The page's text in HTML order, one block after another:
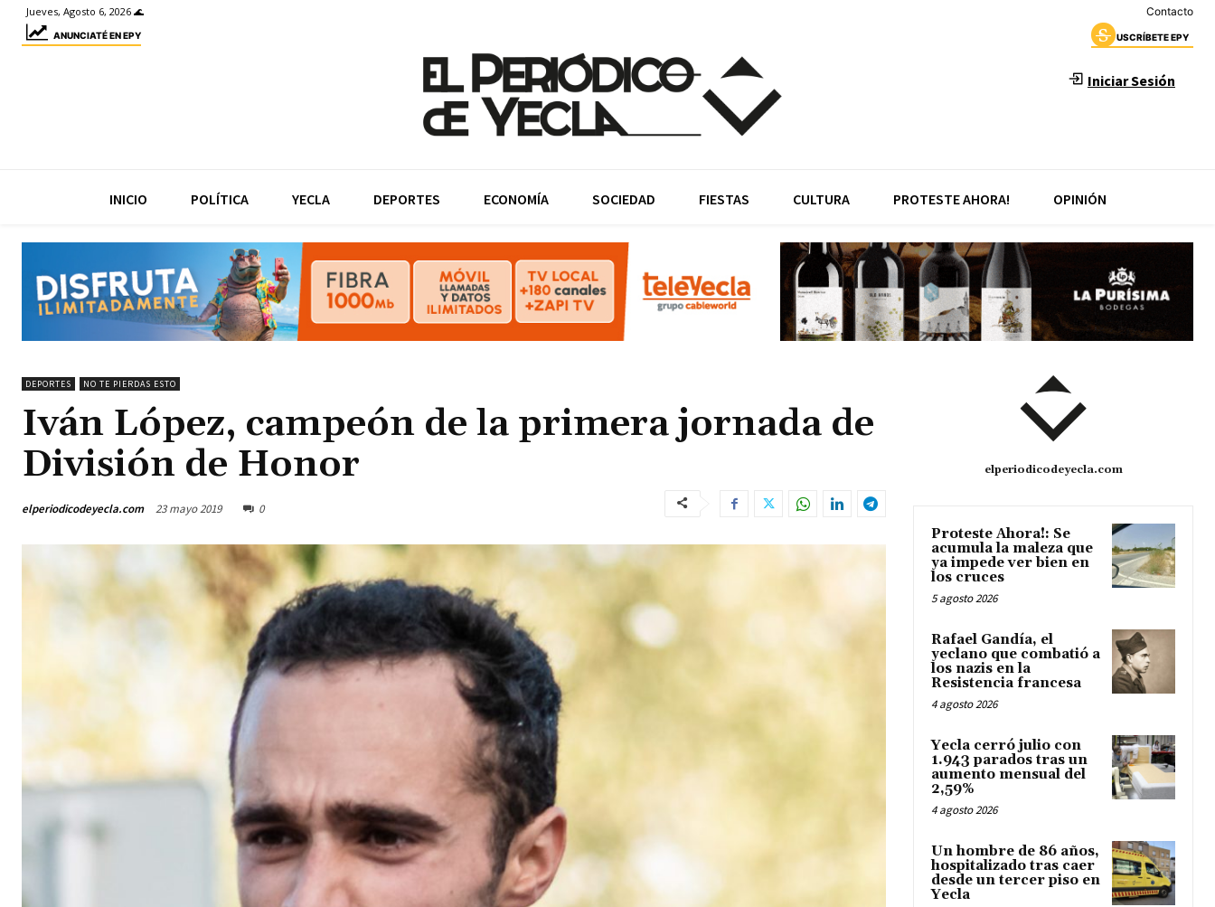
Jueves, Agosto 6, 2026 🌊 Contacto
ANUNCIATÉ EN EPY USCRÍBETE EPY
Iniciar Sesión
INICIO POLÍTICA YECLA DEPORTES ECONOMÍA SOCIEDAD FIESTAS CULTURA PROTESTE AHORA! OPINIÓN
DEPORTES NO TE PIERDAS ESTO
Iván López, campeón de la primera jornada de
División de Honor
elperiodicodeyecla.com 23 mayo 2019 0
elperiodicodeyecla.com
Proteste Ahora!: Se
acumula la maleza que
ya impede ver bien en
los cruces
5 agosto 2026
Rafael Gandía, el
yeclano que combatió a
los nazis en la
Resistencia francesa
4 agosto 2026
Yecla cerró julio con
1.943 parados tras un
aumento mensual del
2,59%
4 agosto 2026
Un hombre de 86 años,
hospitalizado tras caer
desde un tercer piso en
Yecla